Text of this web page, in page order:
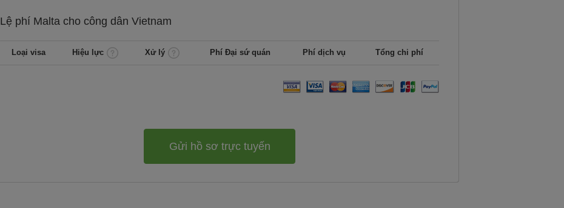
Lệ phí Malta cho công dân Vietnam
Loại visa Hiệu lực Xử lý Phí Đại sứ quán Phí dịch vụ Tổng chi phí
Gửi hồ sơ trực tuyến